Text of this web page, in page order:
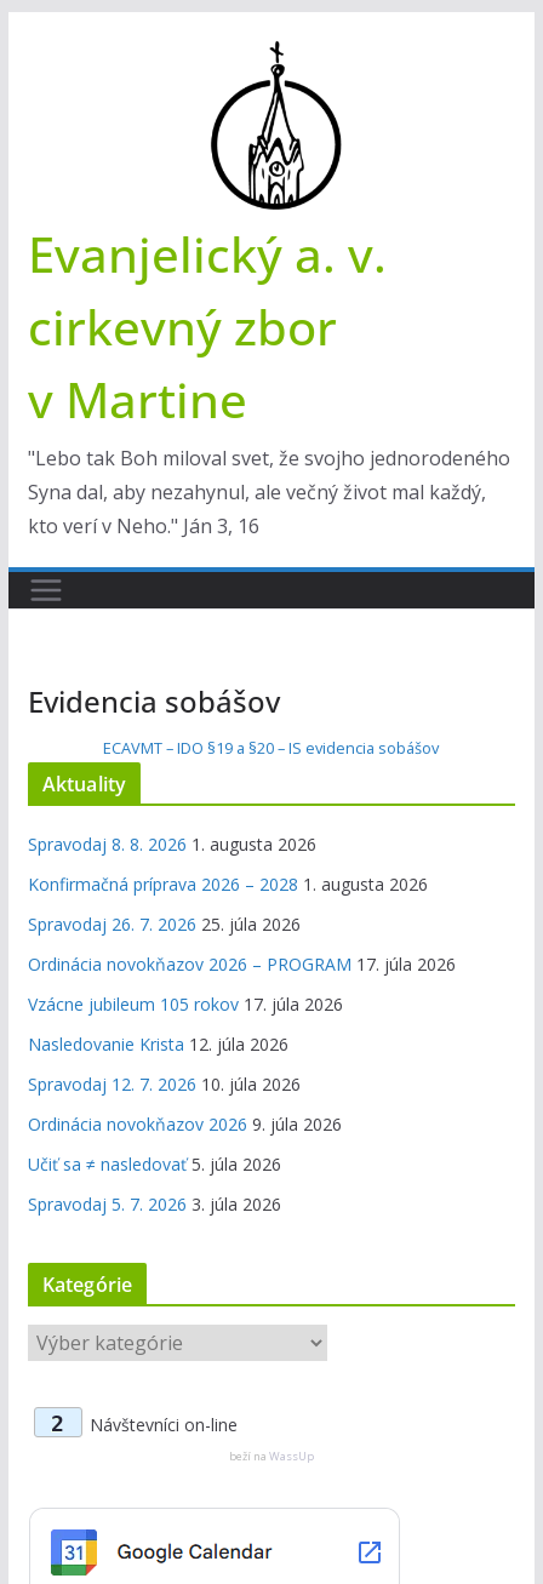
Evanjelický a. v.
cirkevný zbor
v Martine
"Lebo tak Boh miloval svet, že svojho jednorodeného
Syna dal, aby nezahynul, ale večný život mal každý,
kto verí v Neho." Ján 3, 16
Evidencia sobášov
ECAVMT – IDO §19 a §20 – IS evidencia sobášov
Aktuality
Spravodaj 8. 8. 2026 1. augusta 2026
Konfirmačná príprava 2026 – 2028 1. augusta 2026
Spravodaj 26. 7. 2026 25. júla 2026
Ordinácia novokňazov 2026 – PROGRAM 17. júla 2026
Vzácne jubileum 105 rokov 17. júla 2026
Nasledovanie Krista 12. júla 2026
Spravodaj 12. 7. 2026 10. júla 2026
Ordinácia novokňazov 2026 9. júla 2026
Učiť sa ≠ nasledovať 5. júla 2026
Spravodaj 5. 7. 2026 3. júla 2026
Kategórie
K
a
e
r
2 Návštevníci on-line
beží na WassUp